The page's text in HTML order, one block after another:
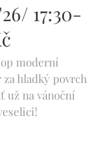
17:30-
moderní
hladký povrch
už na vánoční